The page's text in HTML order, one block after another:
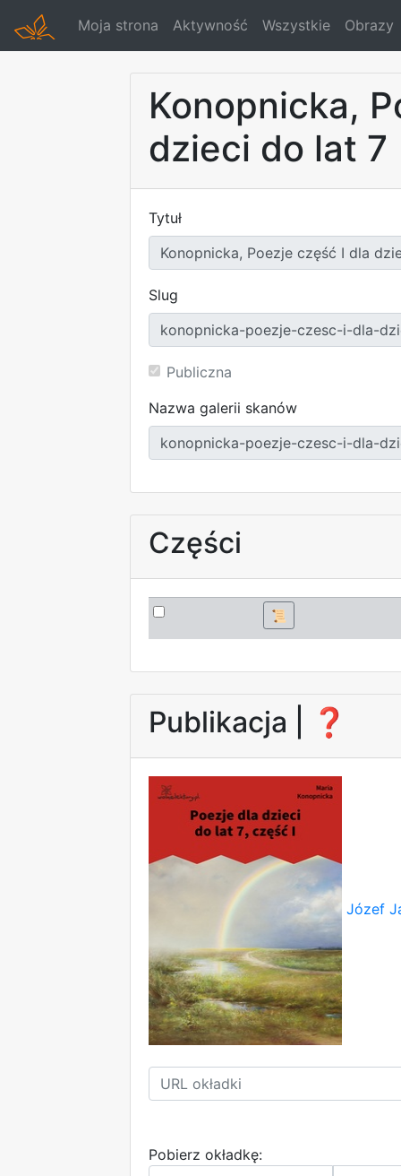
Moja strona Aktywność Wszystkie Obrazy
Konopnicka,
dzieci do lat 7
Tytuł
Slug
Publiczna
Nazwa galerii skanów
Części
📜
Publikacja | ❓
Józef
Pobierz okładkę: